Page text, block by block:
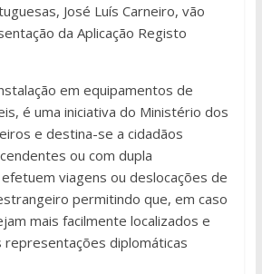
José Luís Carneiro, vão
da Aplicação Registo
em equipamentos de
é uma iniciativa do Ministério dos
e destina-se a cidadãos
ou com dupla
viagens ou deslocações de
permitindo que, em caso
mais facilmente localizados e
representações diplomáticas